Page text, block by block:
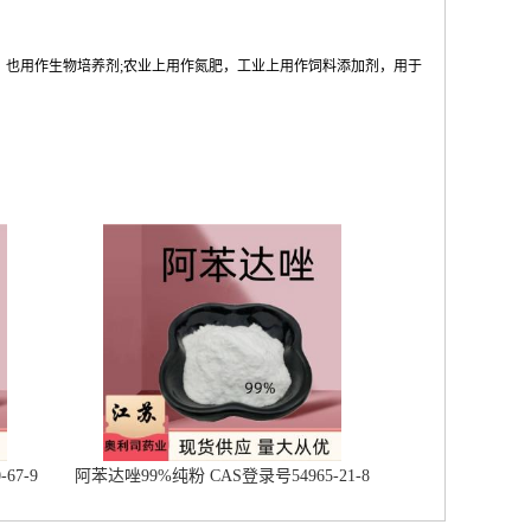
用作生物培养剂;农业上用作氮肥，工业上用作饲料添加剂，用于
67-9
阿苯达唑99%纯粉 CAS登录号54965-21-8